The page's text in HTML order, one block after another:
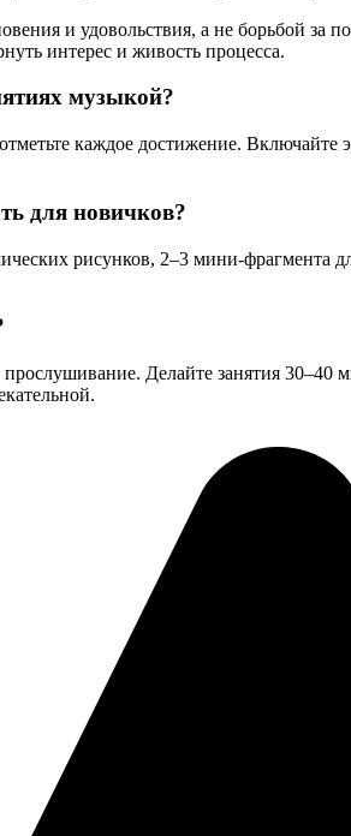
и удовольствия, а не борьбой за
интерес и живость процесса.
музыкой?
каждое достижение.
для новичков?
рисунков, 2–3 мини-
Делайте занятия